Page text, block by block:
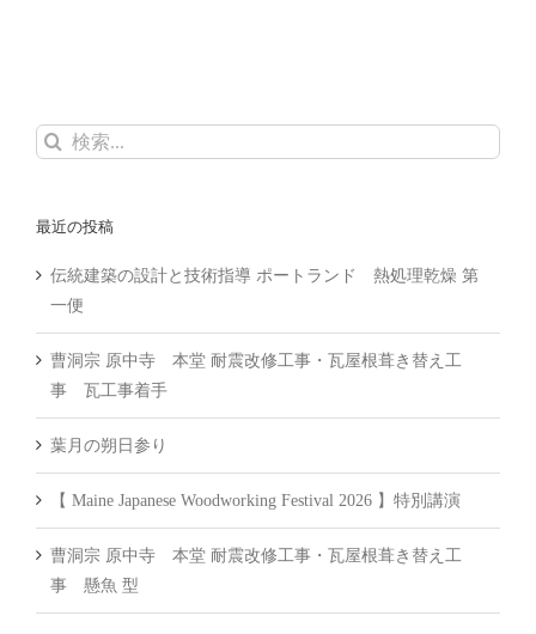
検
最近の投稿
伝統建築の設計と技術指導 ポートランド 熱処理乾燥 第
一便
曹洞宗 原中寺 本堂 耐震改修工事・瓦屋根葺き替え工
事 瓦工事着手
葉月の朔日参り
【 Maine Japanese Woodworking Festival 2026 】特別講演
曹洞宗 原中寺 本堂 耐震改修工事・瓦屋根葺き替え工
事 懸魚 型